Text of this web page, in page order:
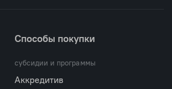
Способы покупки
субсидии и программы
Аккредитив